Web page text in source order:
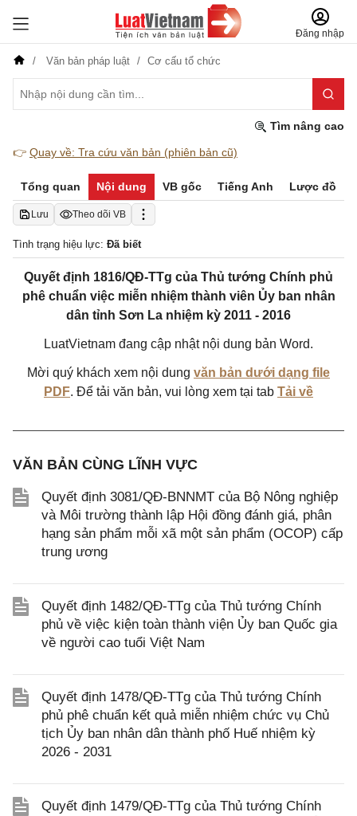
Đăng nhập
Văn bản pháp luật Cơ cấu tổ chức
Tìm nâng cao
👉 Quay về: Tra cứu văn bản (phiên bản cũ)
Tổng quan Nội dung VB gốc Tiếng Anh Lược đồ
Lưu Theo dõi VB
Tình trạng hiệu lực: Đã biết
Quyết định 1816/QĐ-TTg của Thủ tướng Chính phủ
phê chuẩn việc miễn nhiệm thành viên Ủy ban nhân
dân tỉnh Sơn La nhiệm kỳ 2011 - 2016
LuatVietnam đang cập nhật nội dung bản Word.
Mời quý khách xem nội dung văn bản dưới dạng file
PDF. Để tải văn bản, vui lòng xem tại tab Tải về
VĂN BẢN CÙNG LĨNH VỰC
Quyết định 3081/QĐ-BNNMT của Bộ Nông nghiệp
và Môi trường thành lập Hội đồng đánh giá, phân
hạng sản phẩm mỗi xã một sản phẩm (OCOP) cấp
trung ương
Quyết định 1482/QĐ-TTg của Thủ tướng Chính
phủ về việc kiện toàn thành viện Ủy ban Quốc gia
về người cao tuổi Việt Nam
Quyết định 1478/QĐ-TTg của Thủ tướng Chính
phủ phê chuẩn kết quả miễn nhiệm chức vụ Chủ
tịch Ủy ban nhân dân thành phố Huế nhiệm kỳ
2026 - 2031
Quyết định 1479/QĐ-TTg của Thủ tướng Chính